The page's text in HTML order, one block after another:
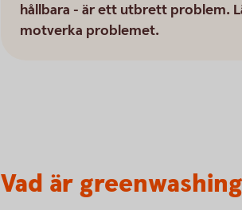
hållbara - är ett utbrett problem.
motverka problemet.
Vad är